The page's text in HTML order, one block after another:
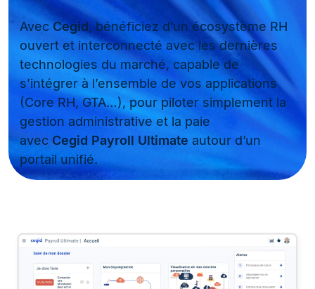
AvecCegid, bénéficiez d’un écosystème RH
ouvert et interconnecté avec les dernières
technologies du marché, capable de
s’intégrer à l’ensemble de vos applications
(Core RH, GTA…), pour piloter simplement la
gestion administrative et la paie
avec Cegid Payroll Ultimate autour d’un
portail unifié.